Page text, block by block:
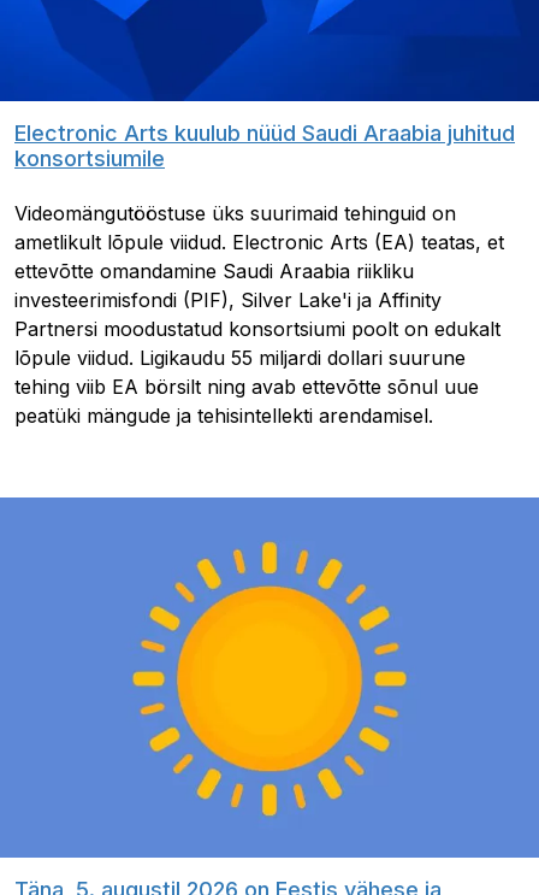
Electronic Arts kuulub nüüd Saudi Araabia juhitud
konsortsiumile
Videomängutööstuse üks suurimaid tehinguid on
ametlikult lõpule viidud. Electronic Arts (EA) teatas, et
ettevõtte omandamine Saudi Araabia riikliku
investeerimisfondi (PIF), Silver Lake'i ja Affinity
Partnersi moodustatud konsortsiumi poolt on edukalt
lõpule viidud. Ligikaudu 55 miljardi dollari suurune
tehing viib EA börsilt ning avab ettevõtte sõnul uue
peatüki mängude ja tehisintellekti arendamisel.
Täna, 5. augustil 2026 on Eestis vähese ja